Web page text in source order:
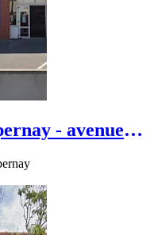
- avenue